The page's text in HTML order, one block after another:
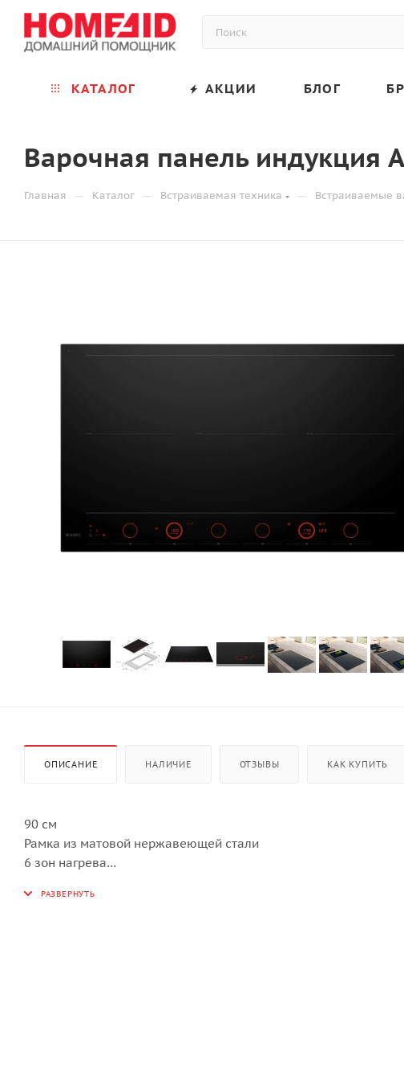
КАТАЛОГ АКЦИИ БЛОГ
Варочная панель индукция
Главная — Каталог — Встраиваемая техника — Встраиваемые
ОПИСАНИЕ НАЛИЧИЕ ОТЗЫВЫ КАК КУПИТЬ
90 см
Рамка из матовой нержавеющей стали
6 зон нагрева
Точный контроль температуры нагрева посуды и продуктов